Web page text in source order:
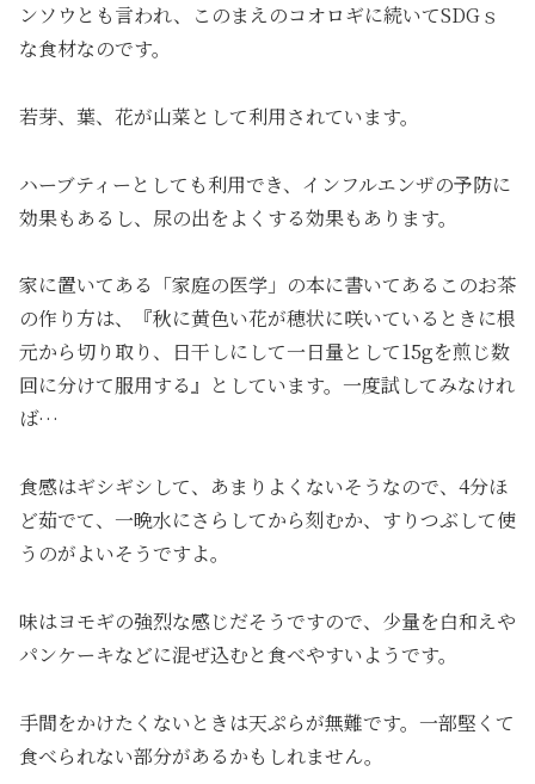
ンソウとも言われ、このまえのコオロギに続いてSDGｓ
な食材なのです。
若芽、葉、花が山菜として利用されています。
ハーブティーとしても利用でき、インフルエンザの予防に
効果もあるし、尿の出をよくする効果もあります。
家に置いてある「家庭の医学」の本に書いてあるこのお茶
の作り方は、『秋に黄色い花が穂状に咲いているときに根
元から切り取り、日干しにして一日量として15gを煎じ数
回に分けて服用する』としています。一度試してみなけれ
ば…
食感はギシギシして、あまりよくないそうなので、4分ほ
ど茹でて、一晩水にさらしてから刻むか、すりつぶして使
うのがよいそうですよ。
味はヨモギの強烈な感じだそうですので、少量を白和えや
パンケーキなどに混ぜ込むと食べやすいようです。
手間をかけたくないときは天ぷらが無難です。一部堅くて
食べられない部分があるかもしれません。